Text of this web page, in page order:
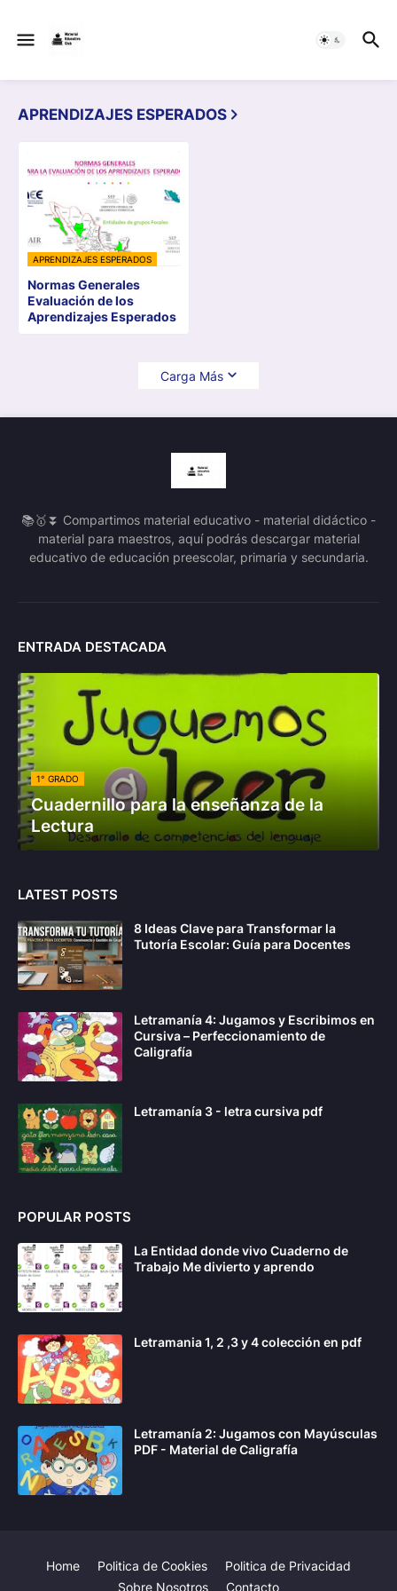
APRENDIZAJES ESPERADOS
APRENDIZAJES ESPERADOS
Normas Generales
Evaluación de los
Aprendizajes Esperados
Carga Más
📚🥇⏬ Compartimos material educativo - material didáctico -
material para maestros, aquí podrás descargar material
educativo de educación preescolar, primaria y secundaria.
ENTRADA DESTACADA
1° GRADO
Cuadernillo para la enseñanza de la
Lectura
LATEST POSTS
8 Ideas Clave para Transformar la
Tutoría Escolar: Guía para Docentes
Letramanía 4: Jugamos y Escribimos en
Cursiva – Perfeccionamiento de
Caligrafía
Letramanía 3 - letra cursiva pdf
POPULAR POSTS
La Entidad donde vivo Cuaderno de
Trabajo Me divierto y aprendo
Letramania 1, 2 ,3 y 4 colección en pdf
Letramanía 2: Jugamos con Mayúsculas
PDF - Material de Caligrafía
Home Politica de Cookies
Politica de Privacidad
Sobre Nosotros
Contacto